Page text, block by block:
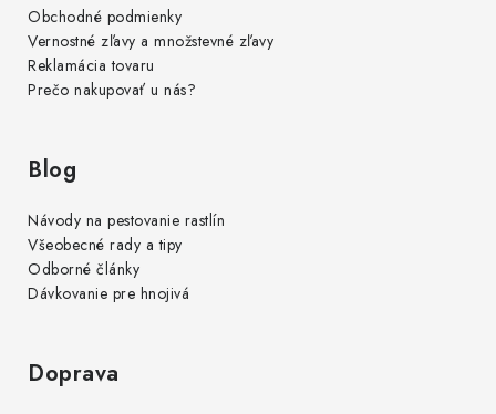
Obchodné podmienky
Vernostné zľavy a množstevné zľavy
Reklamácia tovaru
Prečo nakupovať u nás?
Blog
Návody na pestovanie rastlín
Všeobecné rady a tipy
Odborné články
Dávkovanie pre hnojivá
Doprava